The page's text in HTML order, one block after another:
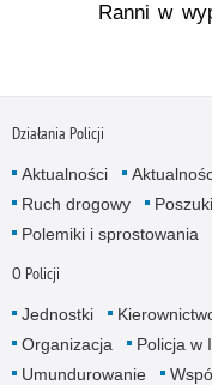
Ranni w
Działania Policji
Aktualności
Ruch drogowy
Polemiki i sprostowania
O Policji
Jednostki
Organizacja
Policja w
Umundurowanie